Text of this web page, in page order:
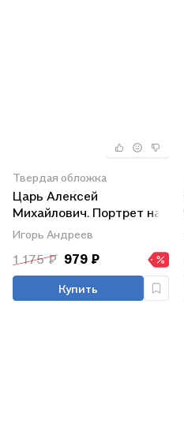
Твердая обложка
Царь Алексей
Михайлович. Портрет на
фоне эпохи
Игорь Андреев
1 175 ₽ 979 ₽
Купить